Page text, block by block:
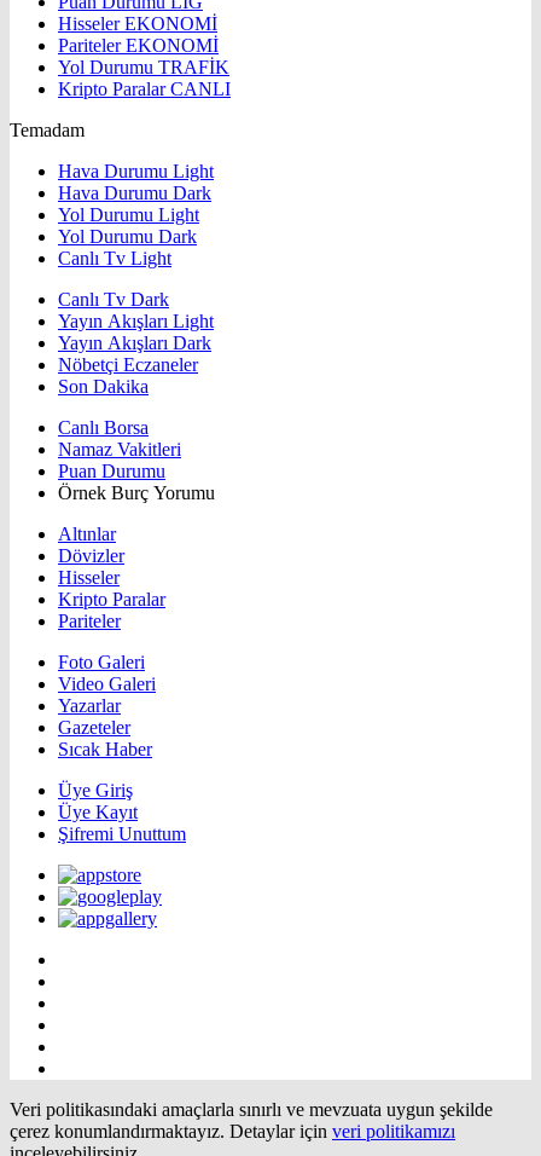
HisselerEKONOMİ
ParitelerEKONOMİ
Yol Durumu TRAFİK
Kripto ParalarCANLI
Temadam
Hava Durumu Light
Hava Durumu Dark
Yol Durumu Light
Yol Durumu Dark
Canlı Tv Light
Canlı Tv Dark
Yayın Akışları Light
Yayın Akışları Dark
Nöbetçi Eczaneler
Son Dakika
Canlı Borsa
Namaz Vakitleri
Puan Durumu
Örnek Burç Yorumu
Altınlar
Dövizler
Hisseler
Kripto Paralar
Pariteler
Foto Galeri
Video Galeri
Yazarlar
Gazeteler
Sıcak Haber
Üye Giriş
Üye Kayıt
Şifremi Unuttum
Veri politikasındaki amaçlarla sınırlı ve mevzuata uygun şekilde
çerez konumlandırmaktayız. Detaylar için veri politikamızı